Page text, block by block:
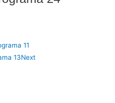
11
13Next